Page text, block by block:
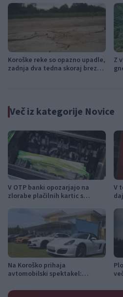
Koroške reke so opazno upadle,
zadnja dva tedna skoraj brez
Z
Več iz kategorije Novice
V OTP banki opozarjajo na
zlorabe plačilnih kartic s
V
Na Koroško prihaja
avtomobilski spektakel:
progah in atraktivni Car Meet